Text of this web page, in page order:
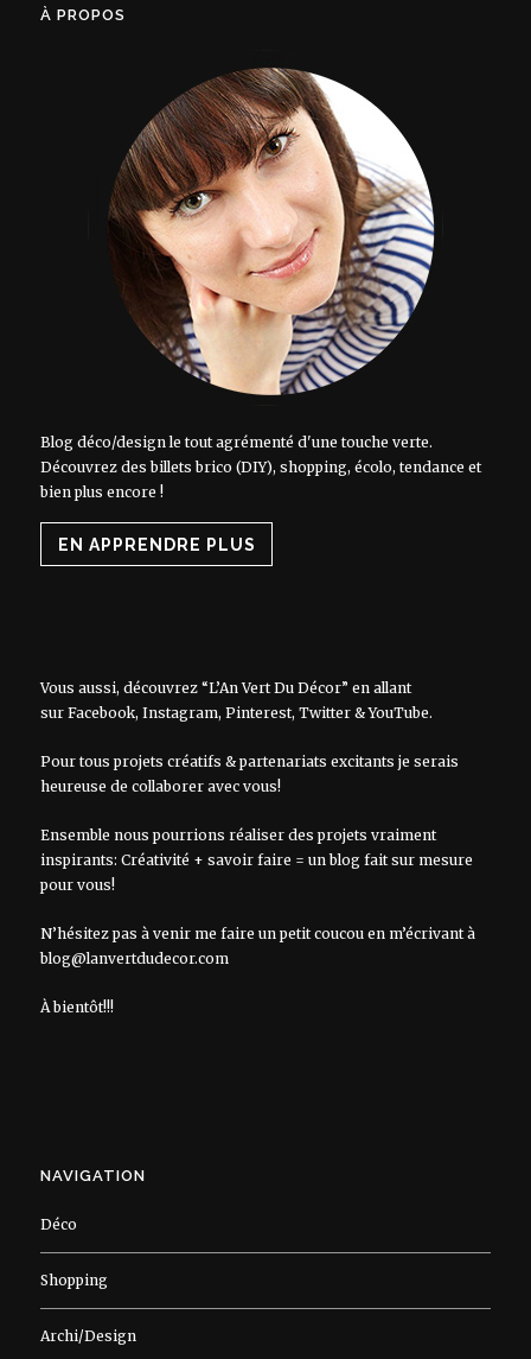
À PROPOS
Blog déco/design le tout agrémenté d'une touche verte.
Découvrez des billets brico (DIY), shopping, écolo, tendance et
bien plus encore !
EN APPRENDRE PLUS
Vous aussi, découvrez “L’An Vert Du Décor” en allant
sur Facebook, Instagram, Pinterest, Twitter&YouTube.
Pour tous projets créatifs & partenariats excitants je serais
heureuse de collaborer avec vous!
Ensemble nous pourrions réaliser des projets vraiment
inspirants: Créativité + savoir faire = un blog fait sur mesure
pour vous!
N’hésitez pas à venir me faire un petit coucou en m’écrivant à
blog@lanvertdudecor.com
À bientôt!!!
NAVIGATION
Déco
Shopping
Archi/Design